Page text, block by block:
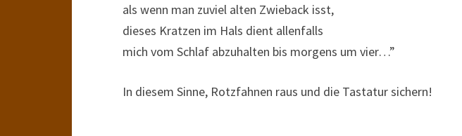
als wenn man zuviel alten Zwieback isst,
dieses Kratzen im Hals dient allenfalls
mich vom Schlaf abzuhalten bis morgens um vier…”
In diesem Sinne, Rotzfahnen raus und die Tastatur sichern!